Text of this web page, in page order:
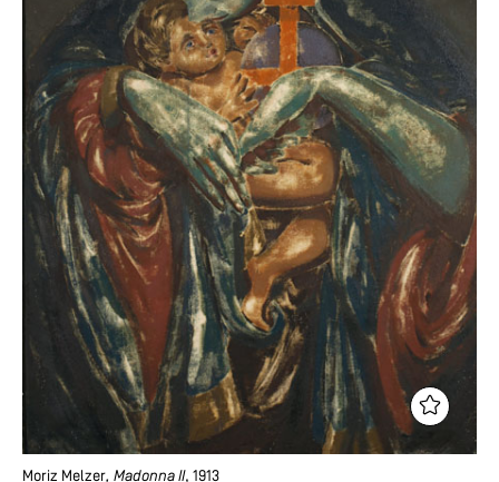
Moriz Melzer, Madonna II, 1913